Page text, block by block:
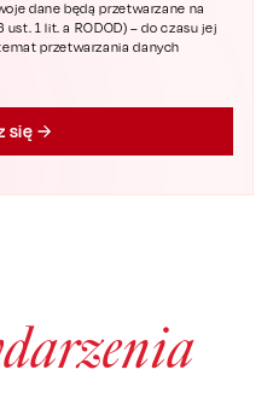
dane będą przetwarzane na
1 lit. a RODOD) – do czasu jej
przetwarzania danych
się